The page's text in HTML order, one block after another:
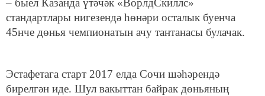
стандартлары нигезендә һөнәри осталык буенча
45нче дөнья чемпионатын ачу тантанасы булачак.
Эстафетага старт 2017 елда Сочи шәһәрендә
бирелгән иде. Шул вакыттан байрак дөньяның